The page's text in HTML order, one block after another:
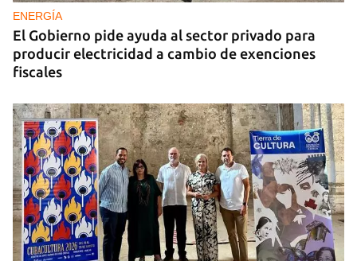
ENERGÍA
El Gobierno pide ayuda al sector privado para
producir electricidad a cambio de exenciones
fiscales